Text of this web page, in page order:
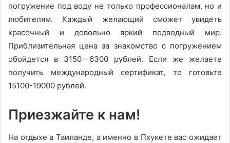
погружение под воду не только профессионалам, но и
любителям. Каждый желающий сможет увидеть
красочный и довольно яркий подводный мир.
Приблизительная цена за знакомство с погружением
обойдется в 3150—6300 рублей. Если же желаете
получить международный сертификат, то готовьте
15100-19000 рублей.
Приезжайте к нам!
На отдыхе в Таиланде, а именно в Пхукете вас ожидает